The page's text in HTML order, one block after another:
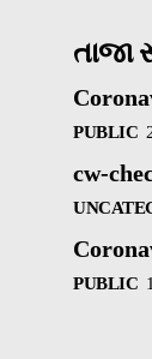
તાજા
PUBLIC
cw-
PUBLIC